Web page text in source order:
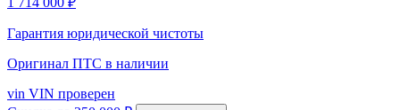
Гарантия юридической чистоты
Оригинал ПТС в наличии
vin VIN проверен